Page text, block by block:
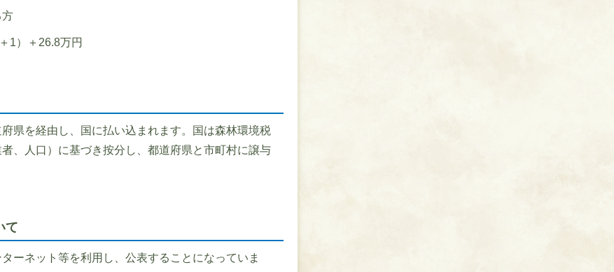
方
1）＋26.8万円
県を経由し、国に払い込まれます。国は森林環境税
、人口）に基づき按分し、都道府県と市町村に譲与
て
ーネット等を利用し、公表することになっていま